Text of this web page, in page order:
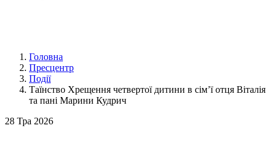
Головна
Пресцентр
Події
Таїнство Хрещення четвертої дитини в сім’ї отця Віталія
та пані Марини Кудрич
28 Тра 2026